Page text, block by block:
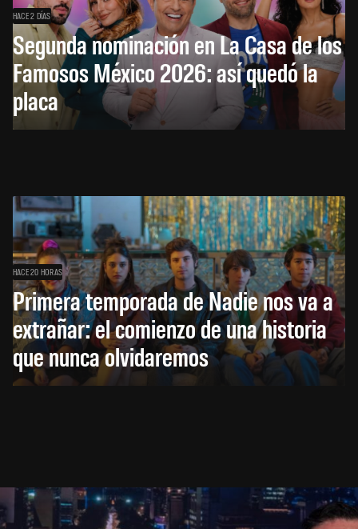
HACE 2 DÍAS
Segunda nominación en La Casa de los
Famosos México 2026: así quedó la
placa
HACE 20 HORAS
Primera temporada de Nadie nos va a
extrañar: el comienzo de una historia
que nunca olvidaremos